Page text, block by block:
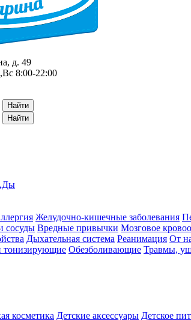
д. 49
8:00-22:00
Найти
Найти
Желудочно-кишечные заболевания
сосуды Вредные привычки Мозговое
Дыхательная система Реанимация От
Обезболивающие Травмы,
косметика Детские аксессуары Детское